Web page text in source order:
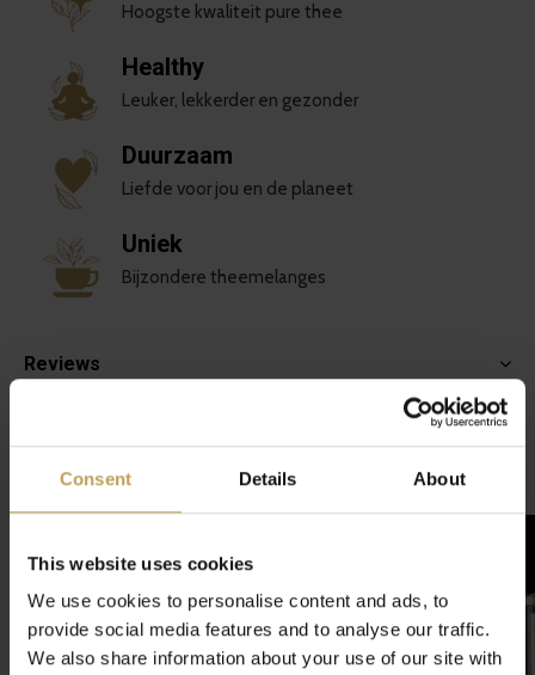
Consent Details About
This website uses cookies
We use cookies to personalise content and ads, to
provide social media features and to analyse our traffic.
We also share information about your use of our site with
Hoogste kwaliteit pure thee
Healthy
Leuker, lekkerder en gezonder
Duurzaam
Liefde voor jou en de planeet
Uniek
Bijzondere theemelanges
Reviews
Gerelateerde artikelen